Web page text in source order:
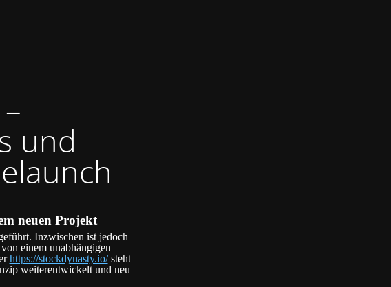
und
neuen Projekt
Inzwischen ist jedoch
einem unabhängigen
https://stockdynasty.io/steht
weiterentwickelt und neu